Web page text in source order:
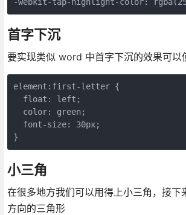
首字下沉
要实现类似 word 中首字下沉的效果可以
element:first-letter {
  float: left;
  color: green;
  font-size: 30px;
}
小三角
在很多地方我们可以用得上小三角，接下
方向的三角形